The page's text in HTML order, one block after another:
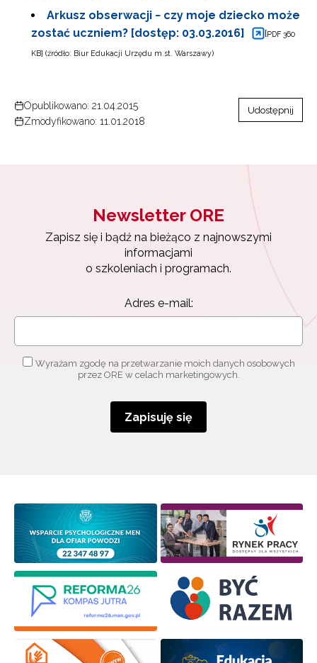
Arkusz obserwacji − czy moje dziecko może
zostać uczniem? [dostęp: 03.03.2016]
[PDF 360
KB] (źródło: Biur Edukacji Urzędu m.st. Warszawy)
Opublikowano: 21.04.2015
Zmodyfikowano: 11.01.2018
Udostępnij
Newsletter ORE
Zapisz się i bądź na bieżąco z najnowszymi
informacjami
o szkoleniach i programach.
Adres e-mail:
Wyrażam zgodę na przetwarzanie moich danych osobowych
przez ORE w celach marketingowych.
Zapisuję się